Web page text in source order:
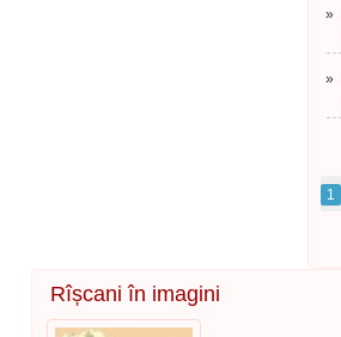
»
»
1
Rîșcani în imagini